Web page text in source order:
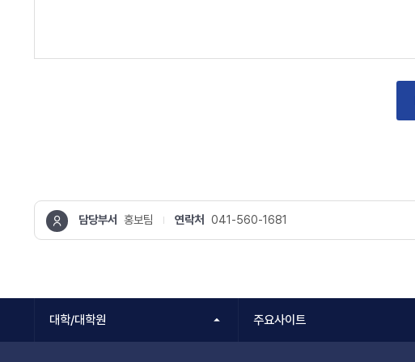
콘텐츠
담당부서 홍보팀 연락처 041-560-1681
대학/대학원 주요사이트